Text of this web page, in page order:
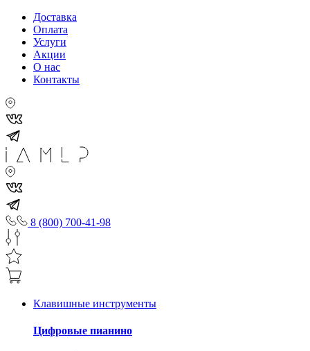
Доставка
Оплата
Услуги
Акции
О нас
Контакты
8 (800) 700-41-98
Клавишные инструменты
Цифровые пианино